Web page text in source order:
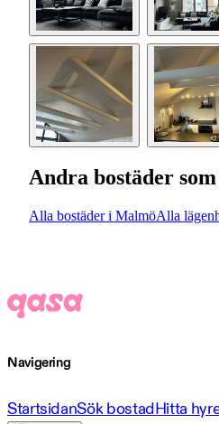
Andra bostäder
Alla bostäder i MalmöAlla
Navigering
StartsidanSök bostadHitta